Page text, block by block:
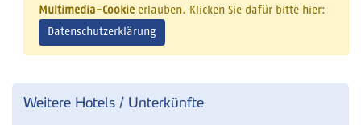
Multimedia-Cookieerlauben. Klicken Sie dafür bitte hier:
Datenschutzerklärung
Weitere Hotels / Unterkünfte